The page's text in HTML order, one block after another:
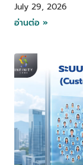
July 29, 2026
อ่านต่อ »